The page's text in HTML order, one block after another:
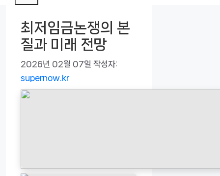
최저임금논쟁의 본
질과 미래 전망
2026년 02월 07일 작성자:
supernow.kr